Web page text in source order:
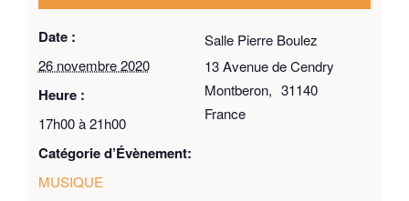
Date :
26 novembre 2020
Heure :
17h00 à 21h00
Catégorie d’Évènement:
MUSIQUE
Salle Pierre Boulez
13 Avenue de Cendry
Montberon, 31140
France